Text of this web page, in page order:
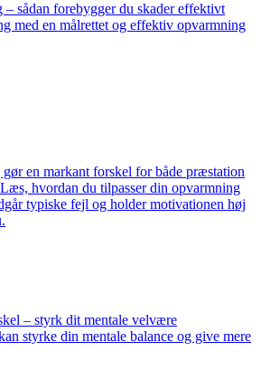
sådan forebygger du skader effektivt
med en målrettet og effektiv opvarmning
en markant forskel for både præstation
hvordan du tilpasser din opvarmning
typiske fejl og holder motivationen høj
– styrk dit mentale velvære
styrke din mentale balance og give mere